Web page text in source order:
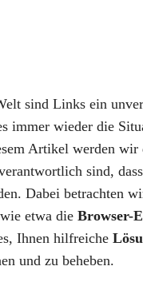
sind Links ein
immer wieder die
Artikel werden wir
sind, dass
Dabei betrachten
etwa die Browser-
Ihnen hilfreiche
und zu beheben.